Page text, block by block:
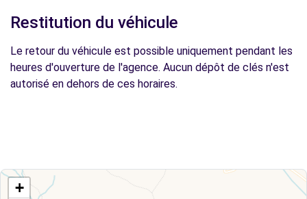
Restitution du véhicule
Le retour du véhicule est possible uniquement pendant les
heures d'ouverture de l'agence. Aucun dépôt de clés n'est
autorisé en dehors de ces horaires.
+